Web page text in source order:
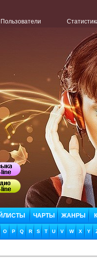
Пользователи
ЧАРТЫ ЖАНРЫ
O P Q R S T U V W X Y